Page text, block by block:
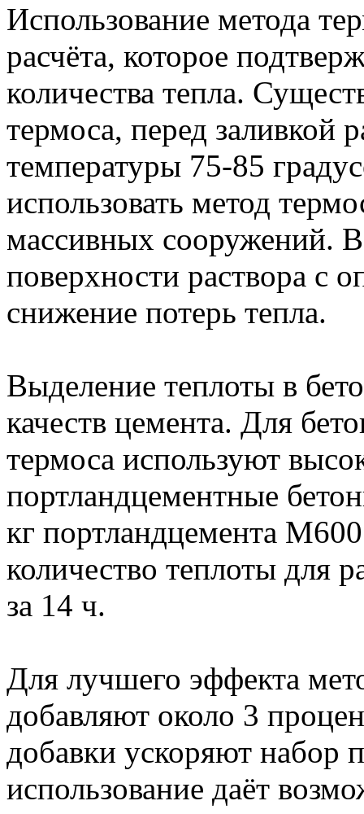
Использование метода
расчёта, которое
количества тепла.
термоса, перед заливкой
температуры 75-85
использовать метод
массивных сооружений.
поверхности раствора с
снижение потерь тепла.
Выделение теплоты в
качеств цемента. Для
термоса используют
портландцементные
кг портландцемента
количество теплоты для
за 14 ч.
Для лучшего эффекта
добавляют около 3
добавки ускоряют набор
использование даёт